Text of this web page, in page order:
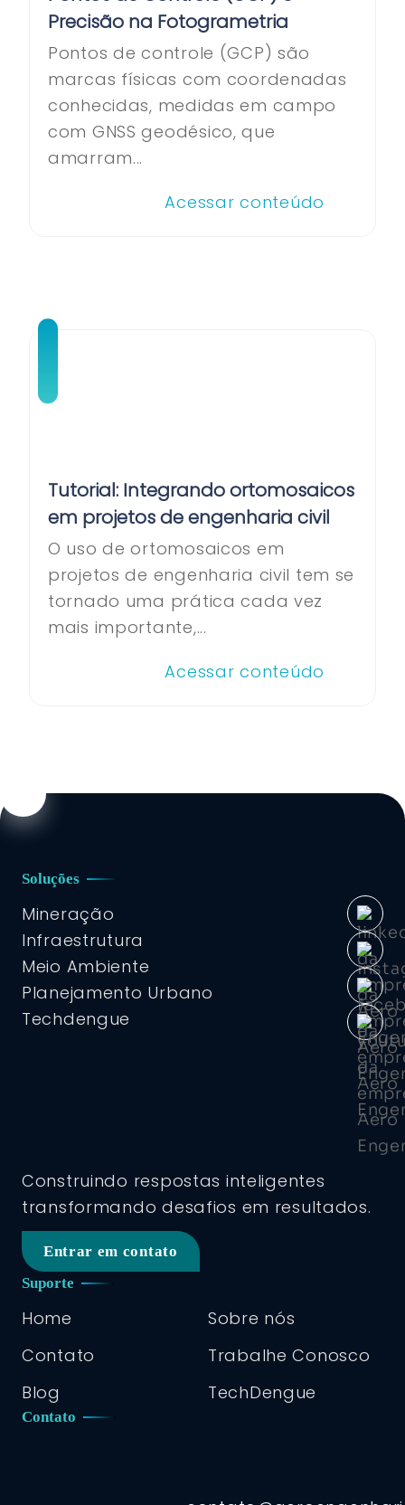
Precisão na Fotogrametria
Pontos de controle (GCP) são
marcas físicas com coordenadas
conhecidas, medidas em campo
com GNSS geodésico, que
amarram...
Acessar conteúdo
Tutorial: Integrando ortomosaicos
em projetos de engenharia civil
O uso de ortomosaicos em
projetos de engenharia civil tem se
tornado uma prática cada vez
mais importante,...
Acessar conteúdo
Construindo respostas inteligentes
transformando desafios em resultados.
Entrar em contato
Suporte
Home
Sobre nós
Contato
Trabalhe Conosco
Blog
TechDengue
Contato
Soluções
Mineração
Infraestrutura
Meio Ambiente
Planejamento Urbano
Techdengue